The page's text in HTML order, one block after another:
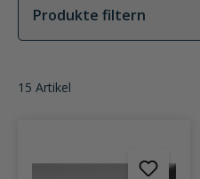
Produkte filtern
15 Artikel